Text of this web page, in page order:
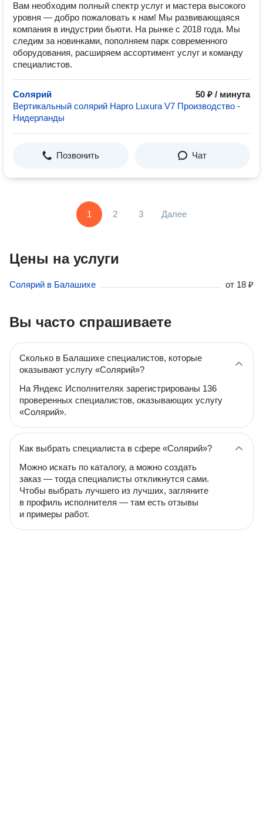
Вам необходим полный спектр услуг и мастера высокого
уровня — добро пожаловать к нам! Мы развивающаяся
компания в индустрии бьюти. На рынке с 2018 года. Мы
следим за новинками, пополняем парк современного
оборудования, расширяем ассортимент услуг и команду
специалистов.
Солярий
50 ₽ / минута
Вертикальный солярий Hapro Luxura V7 Производство -
Нидерланды
Позвонить Чат
1 2 3 Далее
Цены на услуги
Солярий в Балашихе от 18 ₽
Вы часто спрашиваете
Сколько в Балашихе специалистов, которые
оказывают услугу «Солярий»?
На Яндекс Исполнителях зарегистрированы 136
проверенных специалистов, оказывающих услугу
«Солярий».
Как выбрать специалиста в сфере «Солярий»?
Можно искать по каталогу, а можно создать
заказ — тогда специалисты откликнутся сами.
Чтобы выбрать лучшего из лучших, загляните
в профиль исполнителя — там есть отзывы
и примеры работ.